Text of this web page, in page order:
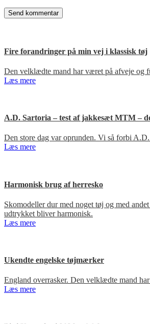
Fire forandringer på min vej i klassisk tøj
Den velklædte mand har været på afveje og
Læs mere
A.D. Sartoria – test af jakkesæt MTM –
Den store dag var oprunden. Vi så forbi
Læs mere
Harmonisk brug af herresko
Skomodeller dur med noget tøj og med
udtrykket bliver harmonisk.
Læs mere
Ukendte engelske tøjmærker
England overrasker. Den velklædte mand
Læs mere